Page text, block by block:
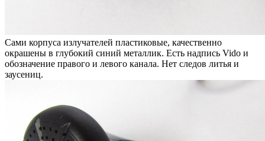
Сами корпуса излучателей пластиковые, качественно
окрашены в глубокий синий металлик. Есть надпись Vido и
обозначение правого и левого канала. Нет следов литья и
заусениц.